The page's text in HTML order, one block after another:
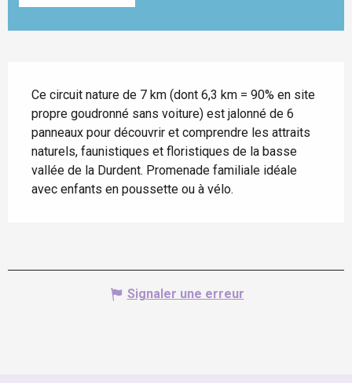
Ce circuit nature de 7 km (dont 6,3 km = 90% en site
propre goudronné sans voiture) est jalonné de 6
panneaux pour découvrir et comprendre les attraits
naturels, faunistiques et floristiques de la basse
vallée de la Durdent. Promenade familiale idéale
avec enfants en poussette ou à vélo.
Signaler une erreur